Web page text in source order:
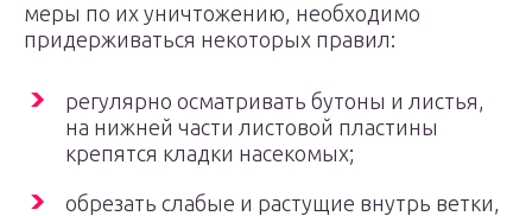
меры по их уничтожению, необходимо
придерживаться некоторых правил:
регулярно осматривать бутоны и листья,
на нижней части листовой пластины
крепятся кладки насекомых;
обрезать слабые и растущие внутрь ветки,